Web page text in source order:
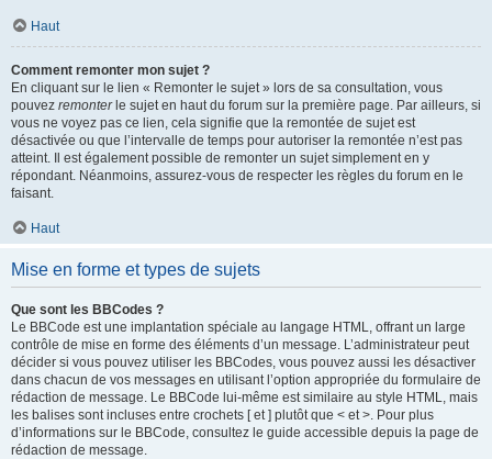
Haut
Comment remonter mon sujet ?
En cliquant sur le lien « Remonter le sujet » lors de sa consultation, vous
pouvez remonterle sujet en haut du forum sur la première page. Par ailleurs, si
vous ne voyez pas ce lien, cela signifie que la remontée de sujet est
désactivée ou que l’intervalle de temps pour autoriser la remontée n’est pas
atteint. Il est également possible de remonter un sujet simplement en y
répondant. Néanmoins, assurez-vous de respecter les règles du forum en le
faisant.
Haut
Mise en forme et types de sujets
Que sont les BBCodes ?
Le BBCode est une implantation spéciale au langage HTML, offrant un large
contrôle de mise en forme des éléments d’un message. L’administrateur peut
décider si vous pouvez utiliser les BBCodes, vous pouvez aussi les désactiver
dans chacun de vos messages en utilisant l’option appropriée du formulaire de
rédaction de message. Le BBCode lui-même est similaire au style HTML, mais
les balises sont incluses entre crochets [ et ] plutôt que < et >. Pour plus
d’informations sur le BBCode, consultez le guide accessible depuis la page de
rédaction de message.